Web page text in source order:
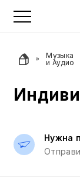
Музыка
и Аудио
Нужна